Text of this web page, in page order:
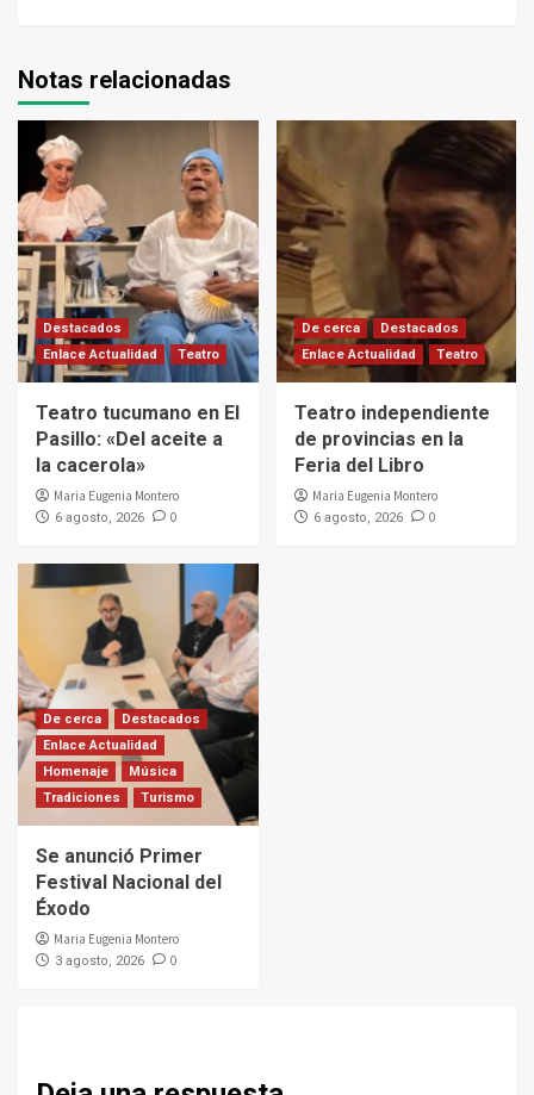
Notas relacionadas
Destacados
Enlace Actualidad
Teatro
Teatro tucumano en El
Pasillo: «Del aceite a
la cacerola»
Maria Eugenia Montero
6 agosto, 2026 0
De cerca
Destacados
Enlace Actualidad
Teatro
Teatro independiente
de provincias en la
Feria del Libro
Maria Eugenia Montero
6 agosto, 2026 0
De cerca
Destacados
Enlace Actualidad
Homenaje
Música
Tradiciones
Turismo
Se anunció Primer
Festival Nacional del
Éxodo
Maria Eugenia Montero
3 agosto, 2026 0